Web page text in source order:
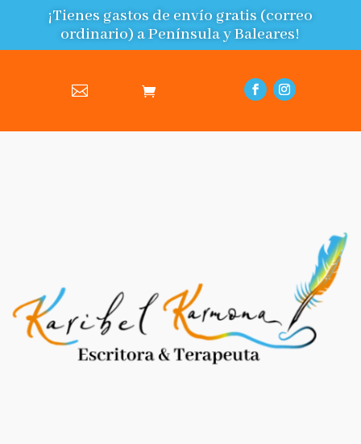
¡Tienes gastos de envío gratis (correo
ordinario) a Península y Baleares!
